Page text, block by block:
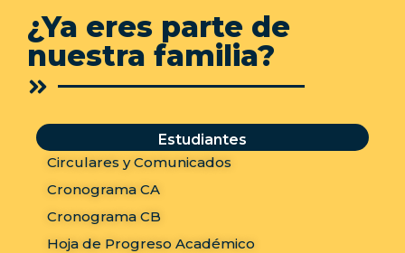
¿Ya eres parte de
nuestra familia?
Estudiantes
Circulares y Comunicados
Cronograma CA
Cronograma CB
Hoja de Progreso Académico